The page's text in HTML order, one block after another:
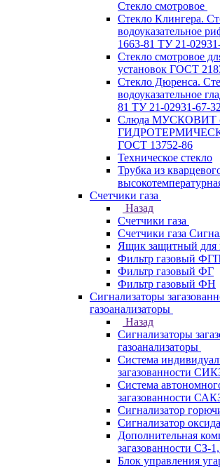
Стекло смотровое
Стекло Клингера.
водоуказательное
1663-81 ТУ 21-
Стекло смотровое
установок ГОСТ
Стекло Дюренса.
водоуказательное
81 ТУ 21-02931-67-
Слюда МУСКОВИТ
ГОСТ 13752-86
Техническое стекло
Трубка из
Счетчики газа
Назад
Счетчики газа
Счетчики газа
Ящик защитный для
Фильтр газовый
Фильтр газовый ФГ
Фильтр газовый ФН
Сигнализаторы
газоанализаторы
Назад
Сигнализаторы
газоанализаторы
Система
загазованности
Система
загазованности
Сигнализатор
Сигнализатор
Дополнительная
загазованности СЗ-
Блок управления